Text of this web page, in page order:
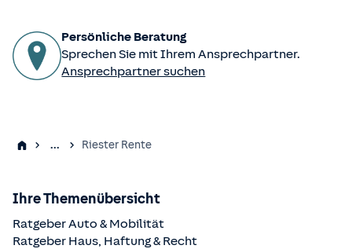
Persönliche Beratung
Sprechen Sie mit Ihrem Ansprechpartner.
Ansprechpartner suchen
... Riester Rente
Ihre Themenübersicht
Ratgeber Auto & Mobilität
Ratgeber Haus, Haftung & Recht